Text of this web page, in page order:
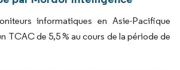
informatiques en Asie-Pacifique
TCAC de 5,5 % au cours de la période de